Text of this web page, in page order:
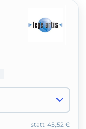
45,52 €
statt